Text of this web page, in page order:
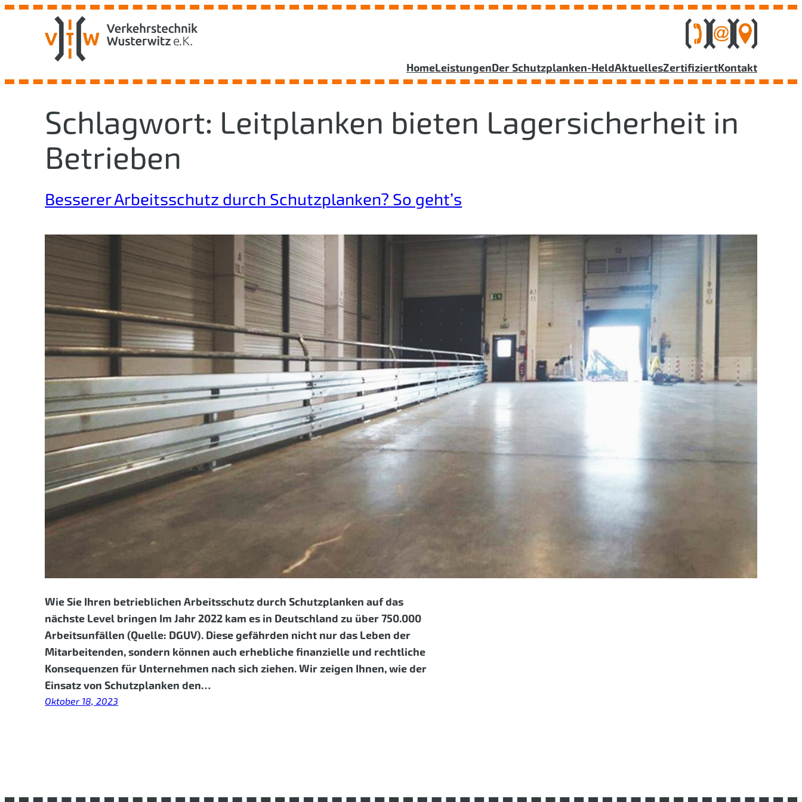
Zum
springen
HomeLeistungenDer Schutzplanken-HeldAktuellesZertifiziertKontakt
Schlagwort: Leitplanken bieten Lagersicherheit in
Betrieben
Besserer Arbeitsschutz durch Schutzplanken? So geht’s
Wie Sie Ihren betrieblichen Arbeitsschutz durch Schutzplanken auf das
nächste Level bringen Im Jahr 2022 kam es in Deutschland zu über 750.000
Arbeitsunfällen (Quelle: DGUV). Diese gefährden nicht nur das Leben der
Mitarbeitenden, sondern können auch erhebliche finanzielle und rechtliche
Konsequenzen für Unternehmen nach sich ziehen. Wir zeigen Ihnen, wie der
Einsatz von Schutzplanken den…
Oktober 18, 2023